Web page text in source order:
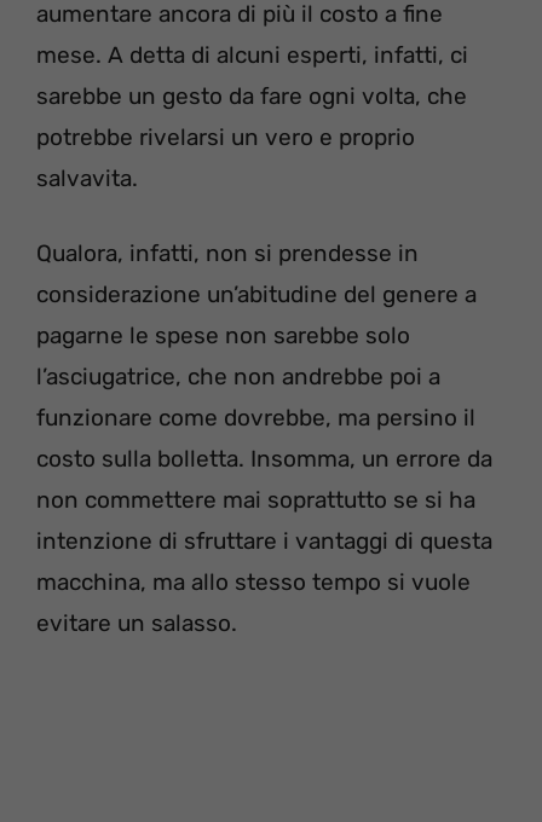
aumentare ancora di più il costo a fine
mese. A detta di alcuni esperti, infatti, ci
sarebbe un gesto da fare ogni volta, che
potrebbe rivelarsi un vero e proprio
salvavita.
Qualora, infatti, non si prendesse in
considerazione un’abitudine del genere a
pagarne le spese non sarebbe solo
l’asciugatrice, che non andrebbe poi a
funzionare come dovrebbe, ma persino il
costo sulla bolletta. Insomma, un errore da
non commettere mai soprattutto se si ha
intenzione di sfruttare i vantaggi di questa
macchina, ma allo stesso tempo si vuole
evitare un salasso.